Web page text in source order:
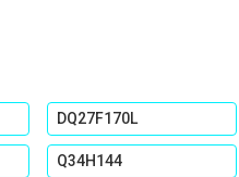
DQ27F170L
Q34H144